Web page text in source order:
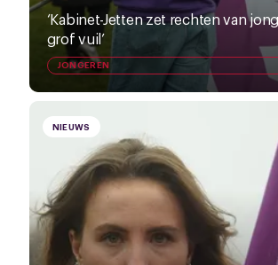
‘Kabinet-Jetten zet rechten van
grof vuil’
JONGEREN
NIEUWS